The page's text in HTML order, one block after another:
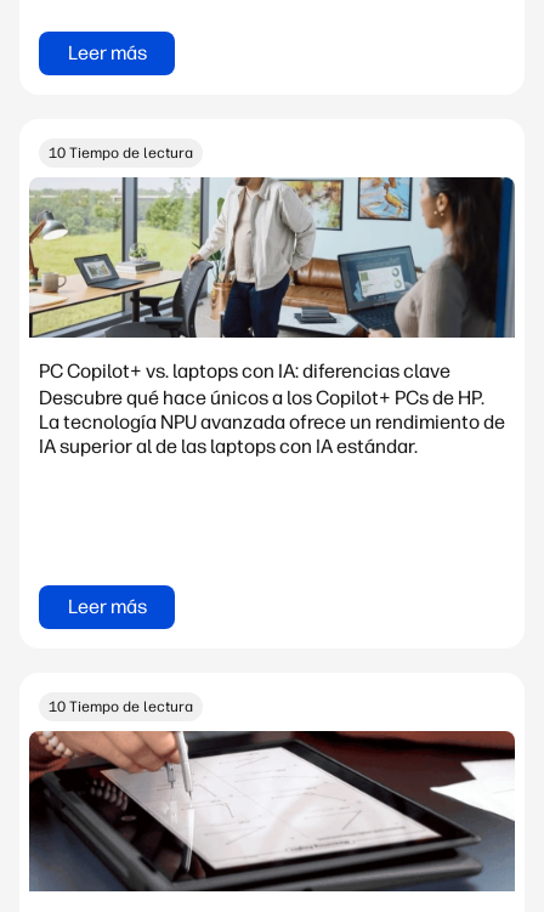
Leer más
10 Tiempo de lectura
PC Copilot+ vs. laptops con IA: diferencias clave
Descubre qué hace únicos a los Copilot+ PCs de HP.
La tecnología NPU avanzada ofrece un rendimiento de
IA superior al de las laptops con IA estándar.
Leer más
10 Tiempo de lectura